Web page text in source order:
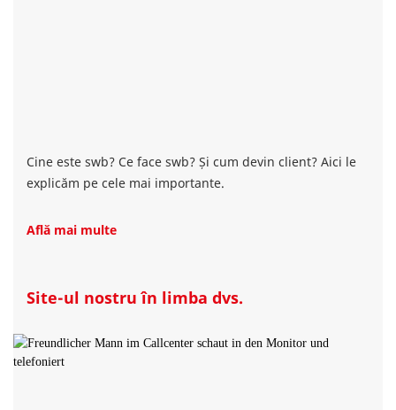
Cine este swb? Ce face swb? Și cum devin client? Aici le
explicăm pe cele mai importante.
Află mai multe
Site-ul nostru în limba dvs.